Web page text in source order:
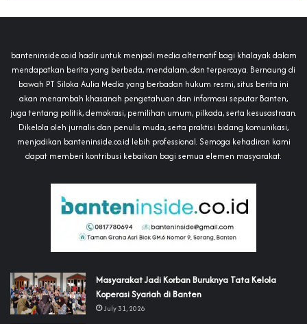
banteninside.co.id hadir untuk menjadi media alternatif bagi khalayak dalam
mendapatkan berita yang berbeda, mendalam, dan terpercaya. Bernaung di
bawah PT Siloka Aulia Media yang berbadan hukum resmi, situs berita ini
akan menambah khasanah pengetahuan dan informasi seputar Banten,
juga tentang politik, demokrasi, pemilihan umum, pilkada, serta kesusastraan.
Dikelola oleh jurnalis dan penulis muda, serta praktisi bidang komunikasi,
menjadikan banteninside.co.id lebih professional. Semoga kehadiran kami
dapat memberi kontribusi kebaikan bagi semua elemen masyarakat.
‎Masyarakat Jadi Korban Buruknya Tata Kelola
Koperasi Syariah di Banten
July 31, 2026